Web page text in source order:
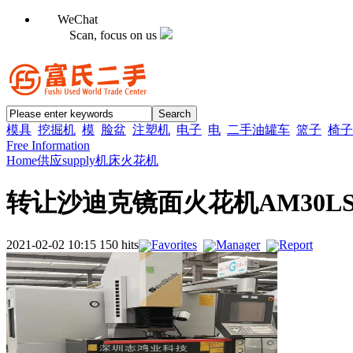
WeChat
Scan, focus on us
模具 挖掘机 模 脸盆 注塑机 电子 电 二手油罐车 篮子 椅
Free Information
Home供应supply机床火花机
转让沙迪克镜面火花机
2021-02-02 10:15 150 hits Favorites Manager Report